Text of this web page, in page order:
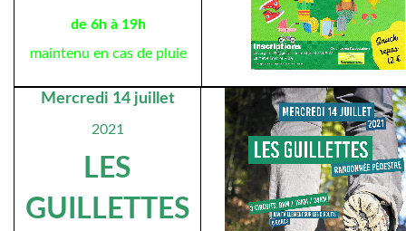
de 6h à 19h
maintenu en cas de pluie
Mercredi 14 juillet
2021
LES
GUILLETTES